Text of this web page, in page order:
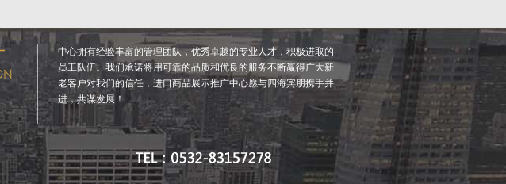
中心拥有经验丰富的管理团队，优秀卓越的专业人才，积极进取的
员工队伍。我们承诺将用可靠的品质和优良的服务不断赢得广大新
老客户对我们的信任，进口商品展示推广中心愿与四海宾朋携手并
进，共谋发展！